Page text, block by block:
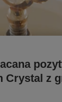
Crystal z